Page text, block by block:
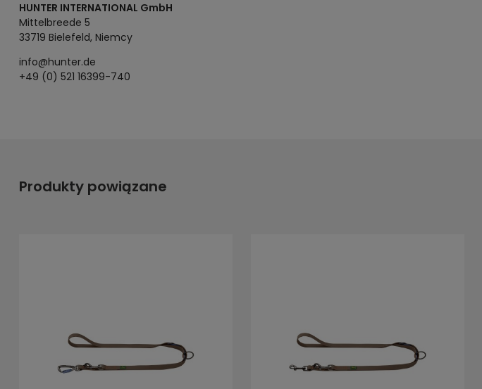
HUNTER INTERNATIONAL GmbH
Mittelbreede 5
33719 Bielefeld, Niemcy
info@hunter.de
+49 (0) 521 16399-740
Produkty powiązane